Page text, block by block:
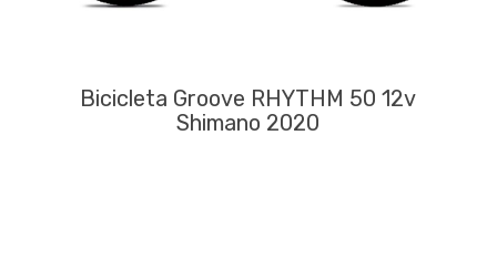
Bicicleta Groove RHYTHM 50 12v
Shimano 2020